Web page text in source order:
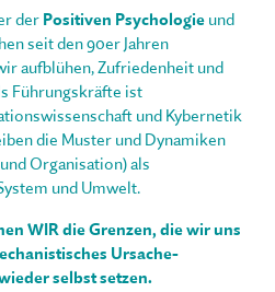
der Positiven Psychologie und
seit den 90er Jahren
aufblühen, Zufriedenheit und
Führungskräfte ist
und Kybernetik
die Muster und Dynamiken
Organisation) als
und Umwelt.
WIR die Grenzen, die wir uns
Ursache-
selbst setzen.